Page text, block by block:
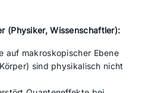
(Physiker, Wissenschaftler):
auf makroskopischer Ebene
sind physikalisch nicht